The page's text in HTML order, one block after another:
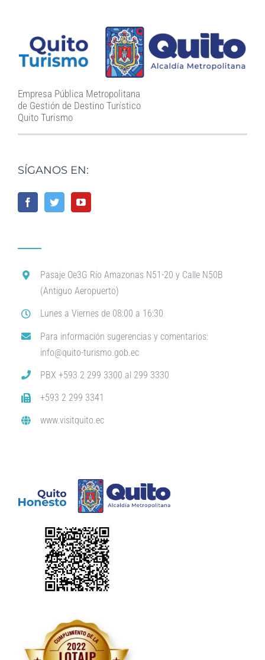
Empresa Pública Metropolitana
de Gestión de Destino Turístico
Quito Turismo
SÍGANOS EN:
Pasaje Oe3G Río Amazonas N51-20 y Calle N50B
(Antiguo Aeropuerto)
Lunes a Viernes de 08:00 a 16:30
Para información sugerencias y comentarios:
info@quito-turismo.gob.ec
PBX +593 2 299 3300 al 299 3330
+593 2 299 3341
www.visitquito.ec